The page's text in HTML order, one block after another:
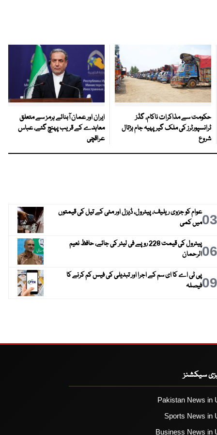
حکومت سے مذاکرات ناکام، گڈز
ٹرانسپورٹرز کی ملک گیر پہیہ جام ہڑتال
شروع
ایران اور عمان آبنائے ہرمز سے متعلق
معاہدے کے قریب پہنچ گئے، عباس
عراقچی
03عوام کو جزوی ریلیف، پیٹرول، ڈیزل اور مٹی کے تیل کی قیمتوں
میں کمی
06
پیٹرول کی قیمت 228 روپے فی لیٹر کی جائے، حافظ نعیم
الرحمان
09پی ٹی اے کا ای سم کے اجرا اور تبدیلی کی فیس کم کرنے کا
فیصلہ
سیکشنز
Pakistan News in
Sports News in
Business News in